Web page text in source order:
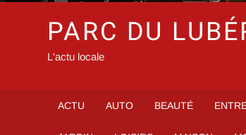
PARC DU
L'actu locale
ACTU AUTO BEAUTÉ